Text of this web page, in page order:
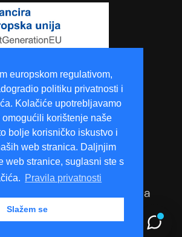
europskom regulativom,
politiku privatnosti i
Kolačiće upotrebljavamo
omogućili korištenje naše
bolje korisničko iskustvo i
web stranica. Daljnjim
web stranice, suglasni ste s
Pravila privatnosti
Slažem se
Europska unija -
Poslovna Rješenja. Sva